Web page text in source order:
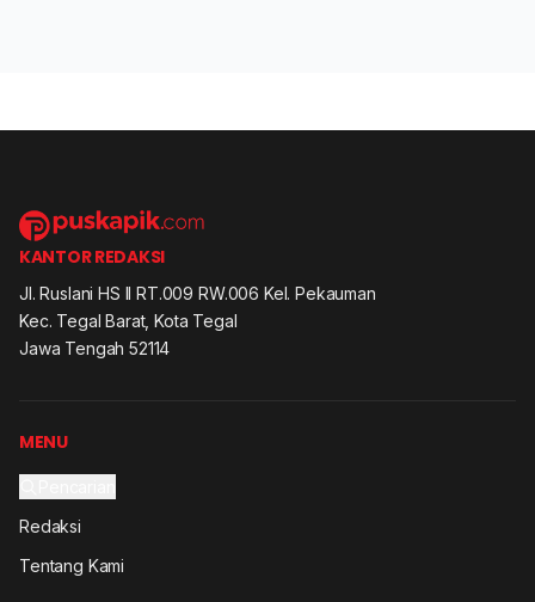
KANTOR REDAKSI
Jl. Ruslani HS II RT.009 RW.006 Kel. Pekauman
Kec. Tegal Barat, Kota Tegal
Jawa Tengah 52114
MENU
Redaksi
Tentang Kami